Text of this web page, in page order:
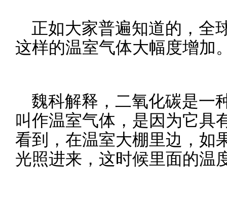
正如大家普遍知道的，全
这样的温室气体大幅度增加
魏科解释，二氧化碳是一
叫作温室气体，是因为它具
看到，在温室大棚里边，如
光照进来，这时候里面的温